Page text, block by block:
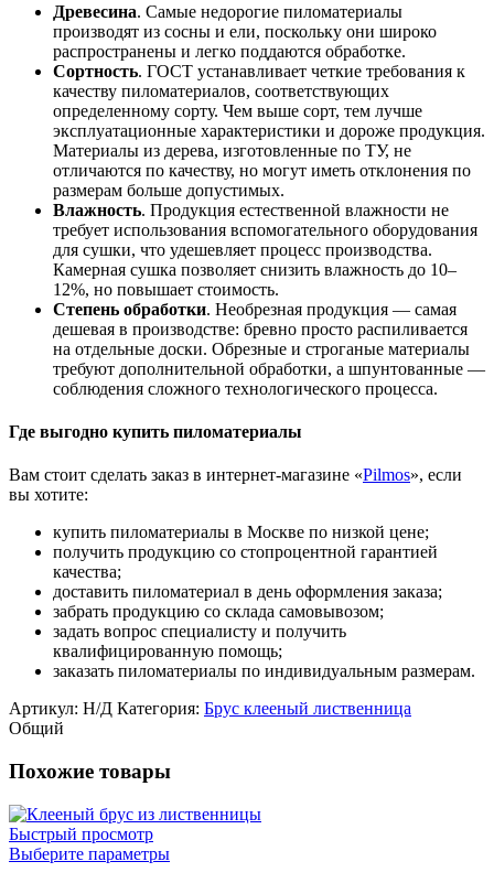
Древесина. Самые недорогие пиломатериалы
производят из сосны и ели, поскольку они широко
распространены и легко поддаются обработке.
Сортность. ГОСТ устанавливает четкие требования к
качеству пиломатериалов, соответствующих
определенному сорту. Чем выше сорт, тем лучше
эксплуатационные характеристики и дороже продукция.
Материалы из дерева, изготовленные по ТУ, не
отличаются по качеству, но могут иметь отклонения по
размерам больше допустимых.
Влажность. Продукция естественной влажности не
требует использования вспомогательного оборудования
для сушки, что удешевляет процесс производства.
Камерная сушка позволяет снизить влажность до 10–
12%, но повышает стоимость.
Степень обработки. Необрезная продукция — самая
дешевая в производстве: бревно просто распиливается
на отдельные доски. Обрезные и строганые материалы
требуют дополнительной обработки, а шпунтованные —
соблюдения сложного технологического процесса.
Где выгодно купить пиломатериалы
Вам стоит сделать заказ в интернет-магазине «Pilmos», если
вы хотите:
купить пиломатериалы в Москве по низкой цене;
получить продукцию со стопроцентной гарантией
качества;
доставить пиломатериал в день оформления заказа;
забрать продукцию со склада самовывозом;
задать вопрос специалисту и получить
квалифицированную помощь;
заказать пиломатериалы по индивидуальным размерам.
Артикул: Н/Д Категория: Брус клееный лиственница
Общий
Похожие товары
Быстрый просмотр
Выберите параметры